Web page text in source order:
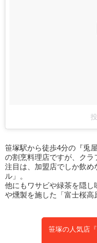
笹塚駅から徒歩4分の『兎
の割烹料理店ですが、クラ
注目は、加盟店でしか飲
ル」。
他にもワサビや緑茶を隠し
や燻製を施した「富士桜高
笹塚の人気店